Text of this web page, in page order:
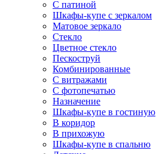
С патиной
Шкафы-купе с зеркалом
Матовое зеркало
Стекло
Цветное стекло
Пескоструй
Комбинированные
С витражами
С фотопечатью
Назначение
Шкафы-купе в гостиную
В коридор
В прихожую
Шкафы-купе в спальню